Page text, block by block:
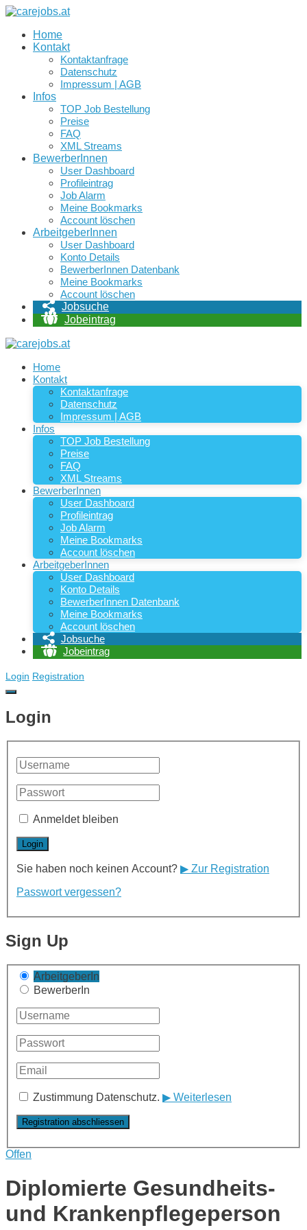
Home
Kontakt
Kontaktanfrage
Datenschutz
Impressum | AGB
Infos
TOP Job Bestellung
Preise
FAQ
XML Streams
BewerberInnen
User Dashboard
Profileintrag
Job Alarm
Meine Bookmarks
Account löschen
ArbeitgeberInnen
User Dashboard
Konto Details
BewerberInnen Datenbank
Meine Bookmarks
Account löschen
Jobsuche
Jobeintrag
Home
Kontakt
Kontaktanfrage
Datenschutz
Impressum | AGB
Infos
TOP Job Bestellung
Preise
FAQ
XML Streams
BewerberInnen
User Dashboard
Profileintrag
Job Alarm
Meine Bookmarks
Account löschen
ArbeitgeberInnen
User Dashboard
Konto Details
BewerberInnen Datenbank
Meine Bookmarks
Account löschen
Jobsuche
Jobeintrag
Login Registration
Login
Anmeldet bleiben
Sie haben noch keinen Account? ▶ Zur Registration
Passwort vergessen?
Sign Up
ArbeitgeberIn
BewerberIn
Zustimmung Datenschutz. ▶ Weiterlesen
Offen
Diplomierte Gesundheits-
und Krankenpflegeperson